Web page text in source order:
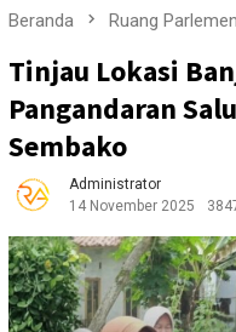
Beranda Ruang Parlemen
Tinjau Lokasi
Pangandaran
Sembako
Administrator
14 November 2025